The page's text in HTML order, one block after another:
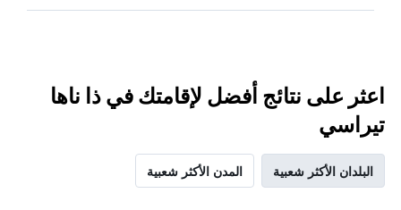
اعثر على نتائج أفضل لإقامتك في ذا ناها
تيراسي
البلدان الأكثر شعبية المدن الأكثر شعبية